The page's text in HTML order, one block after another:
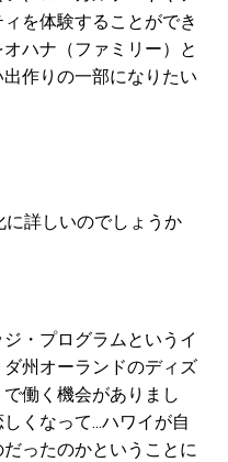
を体験することができ
ハナ（ファミリー）と
作りの一部になりたい
に詳しいのでしょうか
・プログラムというイ
州オーランドのディズ
働く機会がありまし
くなって...ハワイが自
ったのかということに